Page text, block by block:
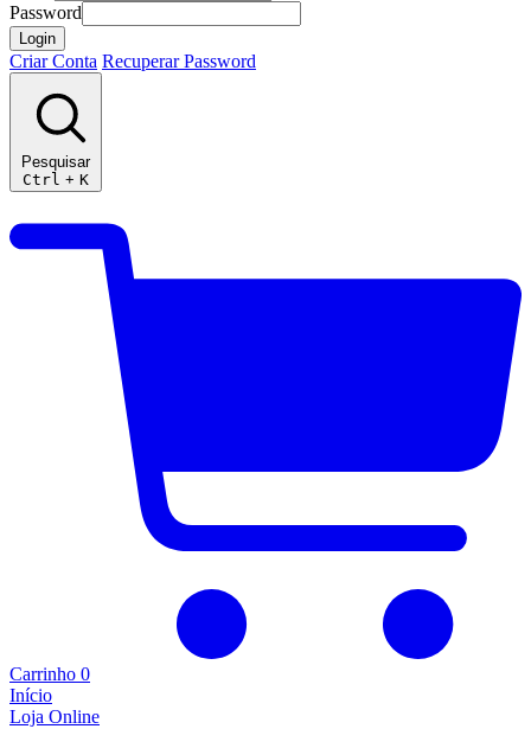
Password
Login
Criar Conta Recuperar Password
Pesquisar
Ctrl + K
Carrinho 0
Início
Loja Online